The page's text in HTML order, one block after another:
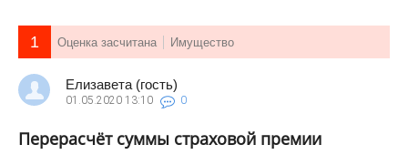
1 Оценка засчитана Имущество
Елизавета (гость)
01.05.2020 13:10 0
Перерасчёт суммы страховой премии